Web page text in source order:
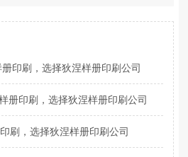
印刷，选择狄涅样册印刷公司
册印刷，选择狄涅样册印刷公司
刷，选择狄涅样册印刷公司